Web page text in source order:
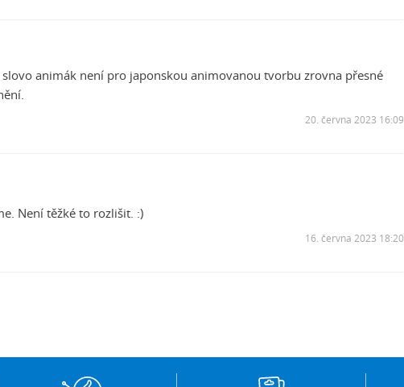
animák není pro japonskou animovanou tvorbu zrovna přesné
20. června 2023 16:09
Není těžké to rozlišit. :)
16. června 2023 18:20